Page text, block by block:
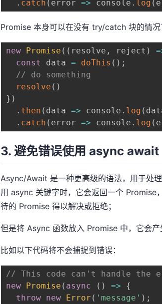
. catch ( error => console . log (
Promise 本身可以在没有 try/catch 块的情况
new Promise ( ( resolve , reject )
const
data = doThis ( ) ;
// do something
resolve ( )
} )
. then ( data => console . log (
. catch ( error => console . log (
3. 避免错误使用 async await
Async/Await 是一种更高级的语法，用于处
用 async 关键字时，它会返回一个 Promise
待的 Promise 得以解决或拒绝；
但是将 Async 函数放入 Promise 中，它会产
比如以下代码将不会捕捉到错误：
// This code can't handle the
new Promise ( async ( ) =>
{
throw new Error ( 'message' ) ;